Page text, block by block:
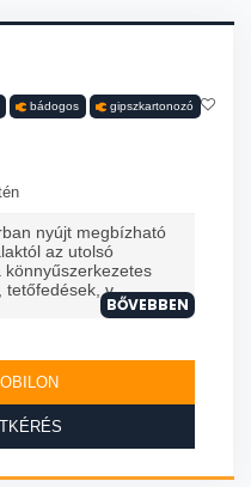
bádogos gipszkartonozó
nyújt megbízható
az utolsó
tetőfedések, v...
BŐVEBBEN